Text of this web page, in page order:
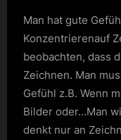
Man hat gute
Konzentrierenauf
beobachten, dass
Zeichnen. Man
Gefühl z.B. Wenn
Bilder oder…Man
denkt nur an